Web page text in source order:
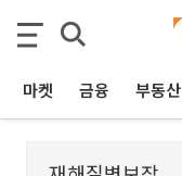
마켓 금융 부동산